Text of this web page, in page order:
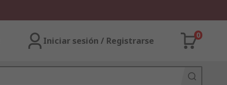
Iniciar sesión / Registrarse
0